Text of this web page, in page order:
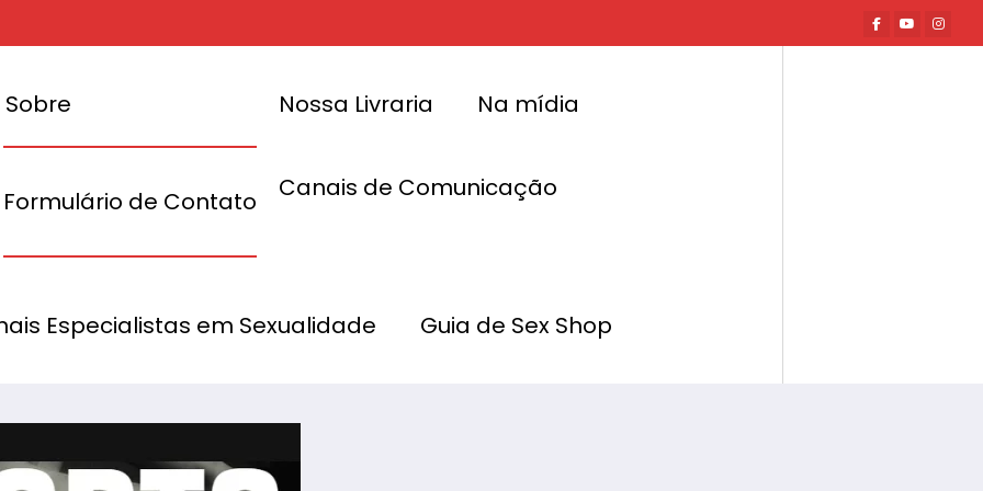
Sobre
Formulário de Contato
Nossa Livraria Na mídia
Canais de Comunicação
Especialistas em Sexualidade Guia de Sex Shop
a 19 de